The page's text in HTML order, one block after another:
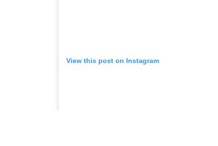
View this post on Instagram